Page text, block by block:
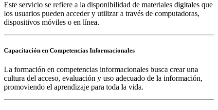
Este servicio se refiere a la disponibilidad de materiales digitales que
los usuarios pueden acceder y utilizar a través de computadoras,
dispositivos móviles o en línea.
Capacitación en Competencias Informacionales
La formación en competencias informacionales busca crear una
cultura del acceso, evaluación y uso adecuado de la información,
promoviendo el aprendizaje para toda la vida.